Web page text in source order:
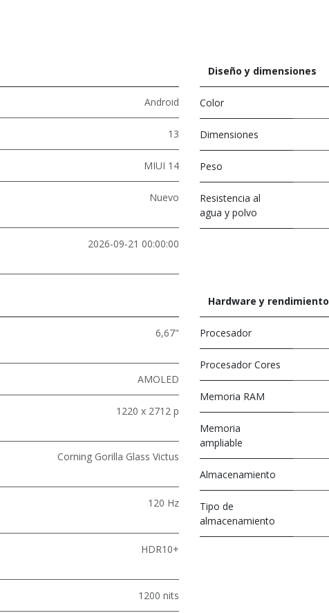
Android
13
MIUI 14
Nuevo
2026-09-21 00:00:00
Diseño y dimensiones
Color
Dimensiones
Peso
Resistencia al
agua y polvo
6,67"
AMOLED
1220 x 2712 p
Corning Gorilla Glass Victus
120 Hz
HDR10+
1200 nits
Hardware y rendimiento
Procesador
Procesador Cores
Memoria RAM
Memoria
ampliable
Almacenamiento
Tipo de
almacenamiento